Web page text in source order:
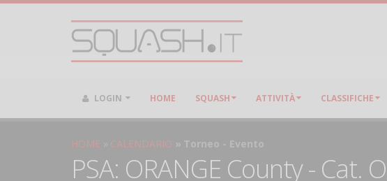
LOGIN HOME SQUASH ATTIVITÀ CLASSIFICHE
HOME CALENDARIO Torneo - Evento
PSA: ORANGE County - Cat.